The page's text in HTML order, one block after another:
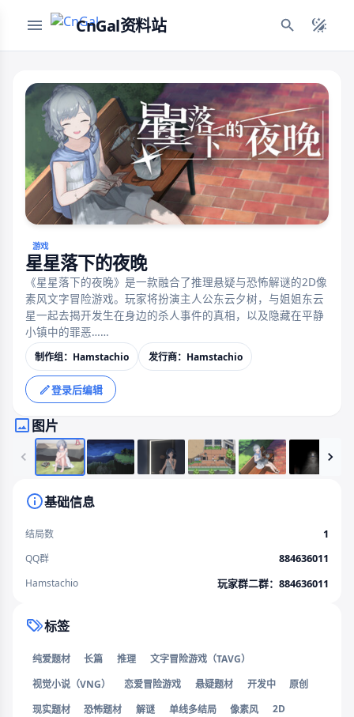
CnGal资料站
游戏
星星落下的夜晚
《星星落下的夜晚》是一款融合了推理悬疑与恐怖解谜的2D像
素风文字冒险游戏。玩家将扮演主人公东云夕树，与姐姐东云
星一起去揭开发生在身边的杀人事件的真相，以及隐藏在平静
小镇中的罪恶……
制作组：Hamstachio 发行商：Hamstachio
登录后编辑
图片
基础信息
结局数 1
QQ群 884636011
Hamstachio 玩家群二群： 884636011
标签
纯爱题材 长篇 推理
文字冒险游戏（TAVG）
视觉小说（VNG）
恋爱冒险游戏 悬疑题材 开发中
原创
现实题材
恐怖题材 解谜 单线多结局 像素风
2D